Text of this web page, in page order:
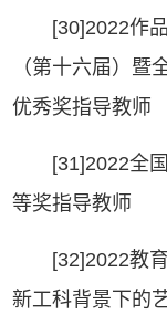
[30]2022作
（第十六届）暨
优秀奖指导教师
[31]2022全
等奖指导教师
[32]2022教
新工科背景下的